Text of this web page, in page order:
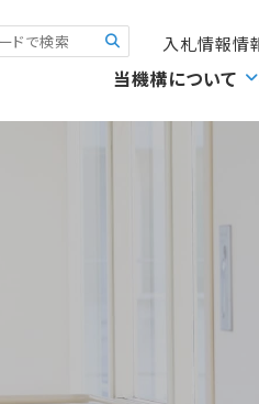
入札情報情
当機構について